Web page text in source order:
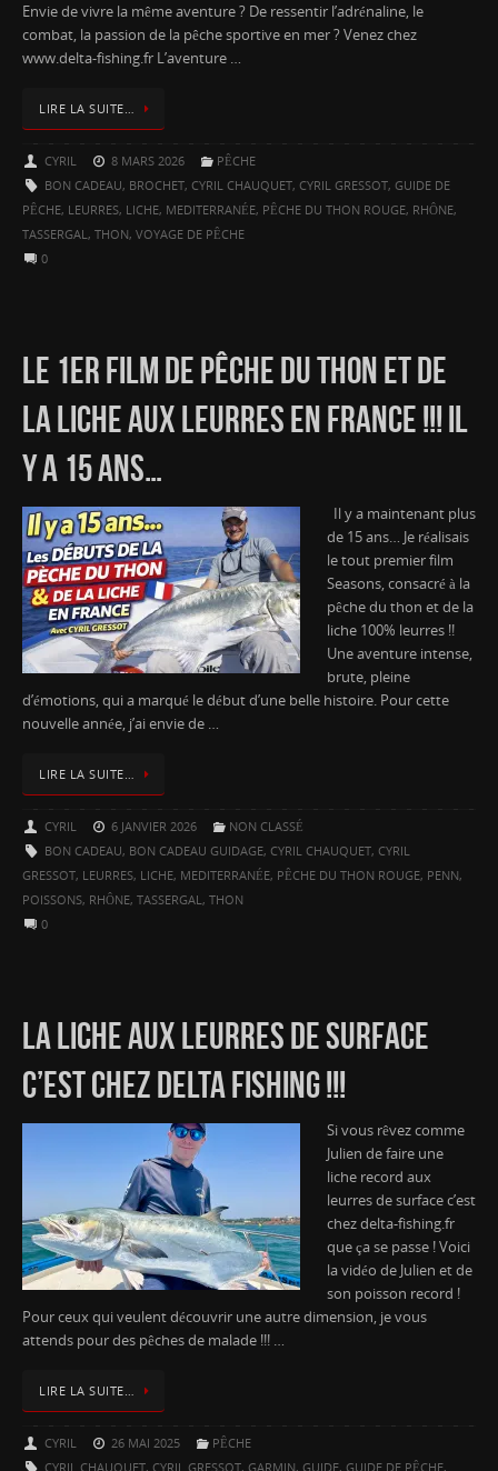
Envie de vivre la même aventure ? De ressentir l’adrénaline, le
combat, la passion de la pêche sportive en mer ? Venez chez
www.delta-fishing.fr L’aventure …
LIRE LA SUITE…
CYRIL 8 MARS 2026
PÊCHE
BON CADEAU, BROCHET, CYRIL CHAUQUET, CYRIL GRESSOT, GUIDE DE
PÊCHE, LEURRES, LICHE, MEDITERRANÉE, PÊCHE DU THON ROUGE, RHÔNE,
TASSERGAL, THON, VOYAGE DE PÊCHE
0
LE 1ER FILM DE PÊCHE DU THON ET DE
LA LICHE AUX LEURRES EN FRANCE !!! IL
Y A 15 ANS…
Il y a maintenant plus
de 15 ans… Je réalisais
le tout premier film
Seasons, consacré à la
pêche du thon et de la
liche 100% leurres !!
Une aventure intense,
brute, pleine
d’émotions, qui a marqué le début d’une belle histoire. Pour cette
nouvelle année, j’ai envie de …
LIRE LA SUITE…
CYRIL 6 JANVIER 2026
NON CLASSÉ
BON CADEAU, BON CADEAU GUIDAGE, CYRIL CHAUQUET, CYRIL
GRESSOT, LEURRES, LICHE, MEDITERRANÉE, PÊCHE DU THON ROUGE, PENN,
POISSONS, RHÔNE, TASSERGAL, THON
0
LA LICHE AUX LEURRES DE SURFACE
C’EST CHEZ DELTA FISHING !!!
Si vous rêvez comme
Julien de faire une
liche record aux
leurres de surface c’est
chez delta-fishing.fr
que ça se passe ! Voici
la vidéo de Julien et de
son poisson record !
Pour ceux qui veulent découvrir une autre dimension, je vous
attends pour des pêches de malade !!! …
LIRE LA SUITE…
CYRIL 26 MAI 2025
PÊCHE
CYRIL CHAUQUET, CYRIL GRESSOT, GARMIN, GUIDE, GUIDE DE PÊCHE,